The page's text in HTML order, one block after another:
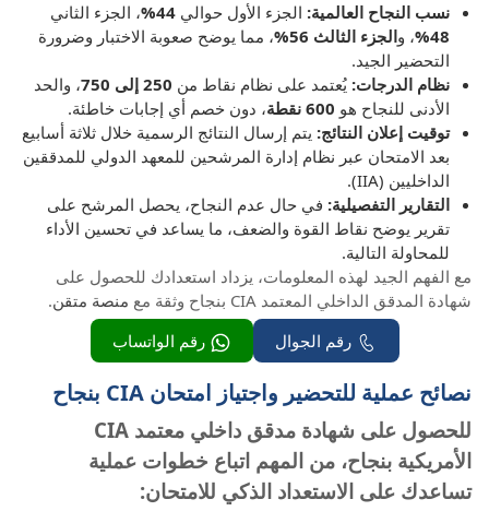
نسب النجاح العالمية: الجزء الأول حوالي 44%
، الجزء الثاني
48%
، والجزء الثالث 56%
، مما يوضح صعوبة الاختبار وضرورة
التحضير الجيد.
نظام الدرجات: يُعتمد على نظام نقاط من 250 إلى 750
، والحد
الأدنى للنجاح هو 600 نقطة
، دون خصم أي إجابات خاطئة.
توقيت إعلان النتائج: يتم إرسال النتائج الرسمية خلال ثلاثة أسابيع
بعد الامتحان عبر نظام إدارة المرشحين للمعهد الدولي للمدققين
الداخليين (IIA).
التقارير التفصيلية: في حال عدم النجاح، يحصل المرشح على
تقرير يوضح نقاط القوة والضعف، ما يساعد في تحسين الأداء
للمحاولة التالية.
مع الفهم الجيد لهذه المعلومات، يزداد استعدادك للحصول على
شهادة المدقق الداخلي المعتمد CIA بنجاح وثقة مع
منصة متقن.
رقم الجوال
رقم الواتساب
نصائح عملية للتحضير واجتياز امتحان CIA بنجاح
للحصول على شهادة مدقق داخلي معتمد CIA
الأمريكية بنجاح، من المهم اتباع خطوات عملية
تساعدك على الاستعداد الذكي للامتحان: